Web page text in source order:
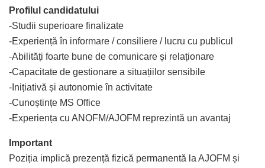
Profilul candidatului
-Studii superioare finalizate
-Experiență în informare / consiliere / lucru cu publicul
-Abilități foarte bune de comunicare și relaționare
-Capacitate de gestionare a situațiilor sensibile
-Inițiativă și autonomie în activitate
-Cunoștințe MS Office
-Experiența cu ANOFM/AJOFM reprezintă un avantaj
Important
Poziția implică prezență fizică permanentă la AJOFM și